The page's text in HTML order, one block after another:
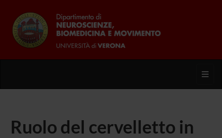
Ruolo del cervelletto in